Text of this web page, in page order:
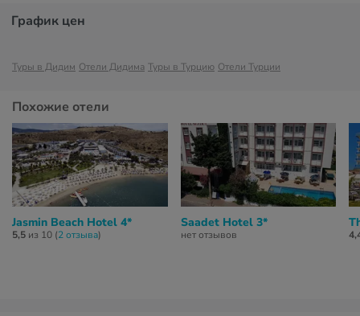
График цен
Туры в Дидим Отели Дидима Туры в Турцию Отели Турции
Похожие отели
Jasmin Beach Hotel 4*
5,5 из 10 (2 отзывa)
Saadet Hotel 3*
нет отзывов